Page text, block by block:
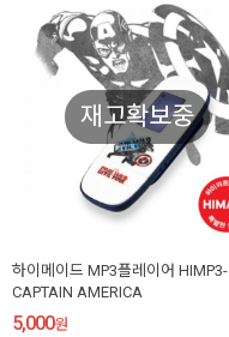
재고확보중
하이메이드 MP3플레이어 HIMP3-
CAPTAIN AMERICA
5,000원